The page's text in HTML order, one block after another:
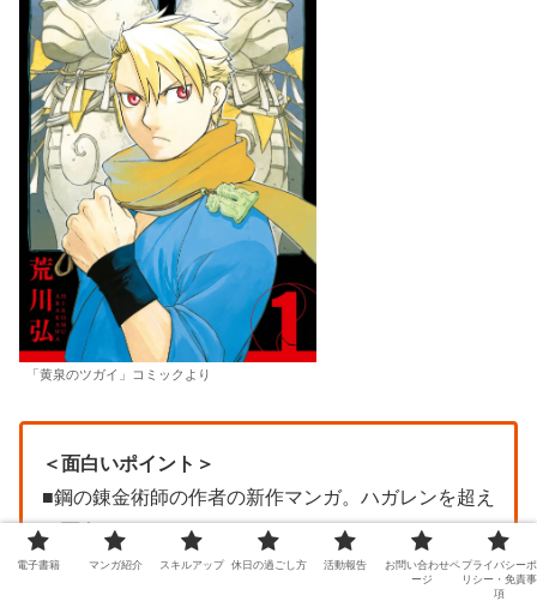
「黄泉のツガイ」コミックより
＜面白いポイント＞
■鋼の錬金術師の作者の新作マンガ。ハガレンを超え
る面白さ
■山奥の村の謎に迫る！双子の少年たちのバトルが熱
電子書籍 マンガ紹介 スキルアップ 休日の過ごし方 活動報告
お問い合わせペ
ージ
プライバシーポ
リシー・免責事
項